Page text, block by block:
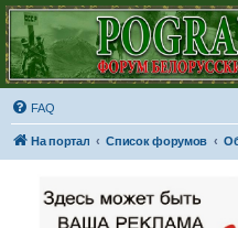
FAQ
На портал Список форумов